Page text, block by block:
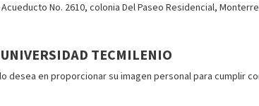
No. 2610, colonia Del Paseo Residencial,
TECMILENIO
en proporcionar su imagen personal para cumplir